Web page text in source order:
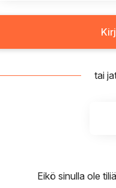
tai
Eikö sinulla ole